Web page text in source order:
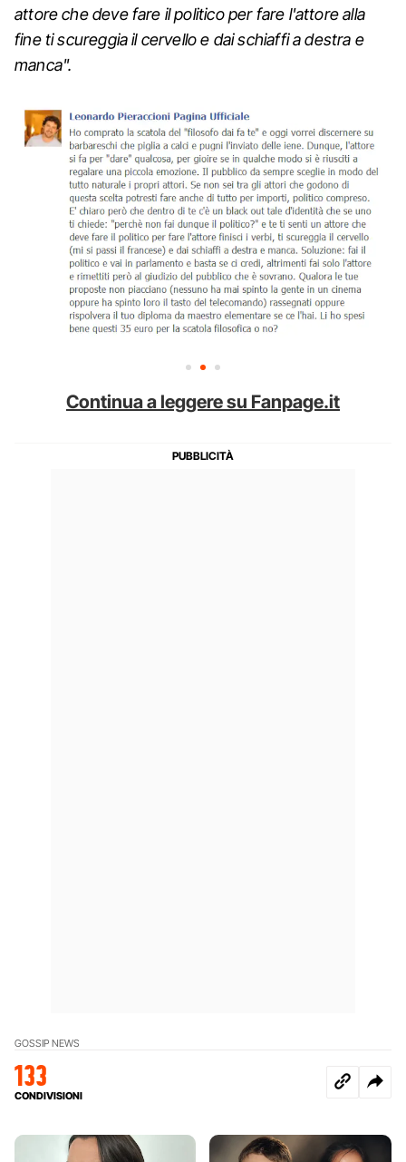
attore che deve fare il politico per fare l'attore alla
fine ti scureggia il cervello e dai schiaffi a destra e
manca".
Continua a leggere su Fanpage.it
GOSSIP NEWS
133
CONDIVISIONI